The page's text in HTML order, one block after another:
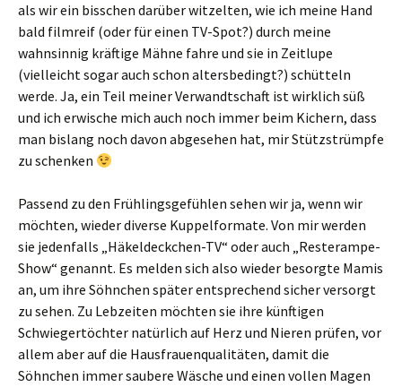
als wir ein bisschen darüber witzelten, wie ich meine Hand
bald filmreif (oder für einen TV-Spot?) durch meine
wahnsinnig kräftige Mähne fahre und sie in Zeitlupe
(vielleicht sogar auch schon altersbedingt?) schütteln
werde. Ja, ein Teil meiner Verwandtschaft ist wirklich süß
und ich erwische mich auch noch immer beim Kichern, dass
man bislang noch davon abgesehen hat, mir Stützstrümpfe
zu schenken
Passend zu den Frühlingsgefühlen sehen wir ja, wenn wir
möchten, wieder diverse Kuppelformate. Von mir werden
sie jedenfalls „Häkeldeckchen-TV“ oder auch „Resterampe-
Show“ genannt. Es melden sich also wieder besorgte Mamis
an, um ihre Söhnchen später entsprechend sicher versorgt
zu sehen. Zu Lebzeiten möchten sie ihre künftigen
Schwiegertöchter natürlich auf Herz und Nieren prüfen, vor
allem aber auf die Hausfrauenqualitäten, damit die
Söhnchen immer saubere Wäsche und einen vollen Magen